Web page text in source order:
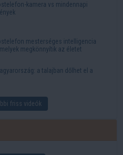
kamera vs mindennapi
mesterséges intelligencia
megkönnyítik az életet
a talajban dőlhet el a
friss videók